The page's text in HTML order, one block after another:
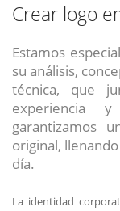
Crear logo
Estamos
su análisis,
técnica, que
experiencia
garantizamos
original,
día.
La identidad